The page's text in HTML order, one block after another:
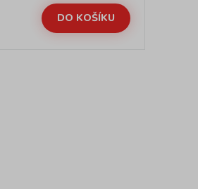
DO KOŠÍKU